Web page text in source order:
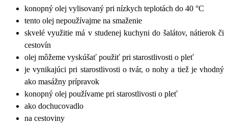
konopný olej vylisovaný pri nízkych teplotách do 40 °C
tento olej nepoužívajme na smaženie
skvelé využitie má v studenej kuchyni do šalátov, nátierok či
cestovín
olej môžeme vyskúšať použiť pri starostlivosti o pleť
je vynikajúci pri starostlivosti o tvár, o nohy a tiež je vhodný
ako masážny prípravok
konopný olej používame pri starostlivosti o pleť
ako dochucovadlo
na cestoviny